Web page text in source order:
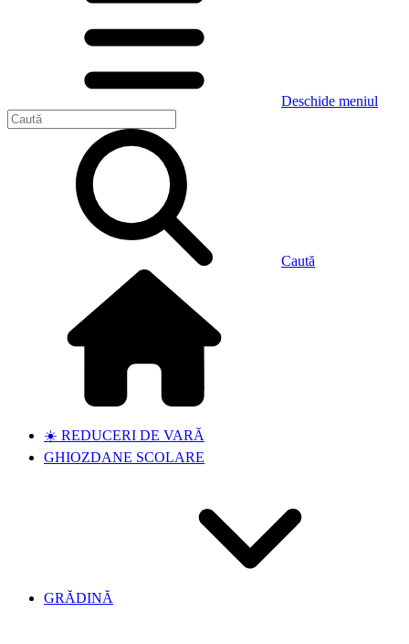
Deschide meniul
Caută
☀️ REDUCERI DE VARĂ
GHIOZDANE SCOLARE
GRĂDINĂ